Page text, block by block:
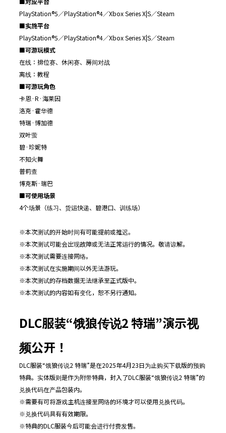
PlayStation®5／PlayStation®4／Xbox Series X|S／Steam
■实施平台
PlayStation®5／PlayStation®4／Xbox Series X|S／Steam
■可游玩模式
在线：排位赛、休闲赛、房间对战
离线：教程
■可游玩角色
卡恩·R·海莱因
洛克·霍华德
特瑞·博加德
双叶萤
碧·珍妮特
不知火舞
普莉查
博克斯·瑞巴
■可使用场景
4个场景（练习、货运快递、碧港口、训练场）
※本次测试的开始时间有可能提前或推迟。
※本次测试可能会出现故障或无法正常运行的情况。敬请谅解。
※本次测试需要连接网络。
※本次测试在实施期间以外无法游玩。
※本次测试的存档数据无法继承至正式版中。
※本次测试的内容如有变化，恕不另行通知。
DLC服装“饿狼传说2特瑞”演示视
频公开！
DLC服装“饿狼传说2 特瑞”是在2025年4月23日为止购买下载版的预购
特典。实体版则是作为附带特典，封入了DLC服装“饿狼传说2 特瑞”的
兑换代码在产品包装内。
※需要有可将游戏主机连接至网络的环境才可以使用兑换代码。
※兑换代码具有有效期限。
※特典的DLC服装今后可能会进行付费发售。